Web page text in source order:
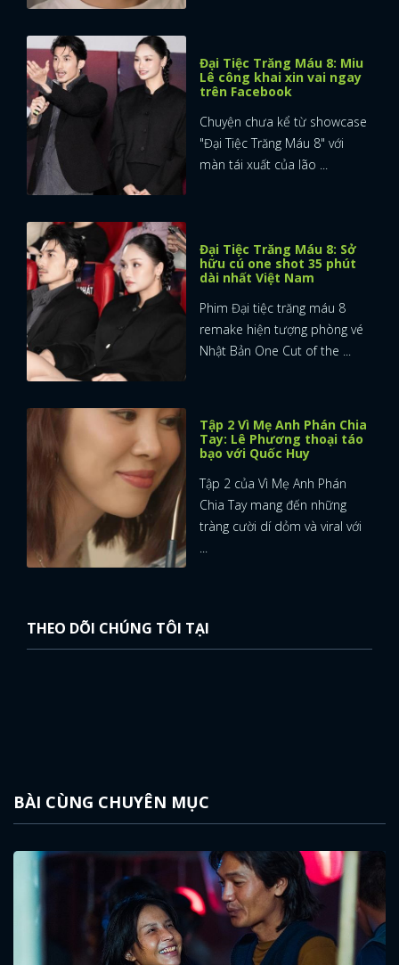
Đại Tiệc Trăng Máu 8: Miu
Lê công khai xin vai ngay
trên Facebook
Chuyện chưa kể từ showcase
"Đại Tiệc Trăng Máu 8" với
màn tái xuất của lão ...
Đại Tiệc Trăng Máu 8: Sở
hữu cú one shot 35 phút
dài nhất Việt Nam
Phim Đại tiệc trăng máu 8
remake hiện tượng phòng vé
Nhật Bản One Cut of the ...
Tập 2 Vì Mẹ Anh Phán Chia
Tay: Lê Phương thoại táo
bạo với Quốc Huy
Tập 2 của Vì Mẹ Anh Phán
Chia Tay mang đến những
tràng cười dí dỏm và viral với
...
THEO DÕI CHÚNG TÔI TẠI
BÀI CÙNG CHUYÊN MỤC